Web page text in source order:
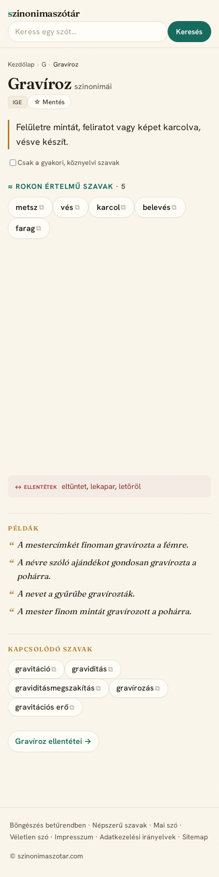
szinonimaszótár
Keresés
Kezdőlap › G › Gravíroz
Gravírozszinonimái
IGE ☆ Mentés
Felületre mintát, feliratot vagy képet karcolva,
vésve készít.
Csak a gyakori, köznyelvi szavak
≈ ROKON ÉRTELMŰ SZAVAK · 5
metsz ⧉ vés ⧉ karcol⧉ belevés ⧉
farag ⧉
↔ ELLENTÉTEK eltüntet, lekapar, letöröl
PÉLDÁK
A mestercímkét finoman gravírozta a fémre.
A névre szóló ajándékot gondosan gravírozta a
pohárra.
A nevet a gyűrűbe gravírozták.
A mester finom mintát gravírozott a pohárra.
KAPCSOLÓDÓ SZAVAK
gravitáció⧉ graviditás ⧉
graviditásmegszakítás ⧉ gravírozás ⧉
gravitációs erő⧉
Gravíroz ellentétei →
Böngészés betűrendben · Népszerű szavak · Mai szó ·
Véletlen szó · Impresszum · Adatkezelési irányelvek · Sitemap
© szinonimaszotar.com